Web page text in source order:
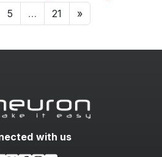
5 … 21 »
with us